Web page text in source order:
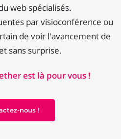
web spécialisés.
par visioconférence ou
de voir l'avancement de
sans surprise.
est là pour vous !
nous !